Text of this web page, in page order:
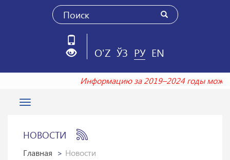
O'Z ЎЗ РУ EN
Информацию за 2019–2024 годы
Toggle
НОВОСТИ
Главная
Новости